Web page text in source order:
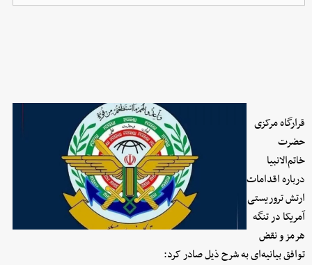
قرارگاه مرکزی
حضرت
خاتم‌الانبیا
درباره اقدامات
ارتش تروریستی
آمریکا در تنگه
هرمز و نقض
توافق بیانیه‌ای به شرح ذیل صادر کرد: